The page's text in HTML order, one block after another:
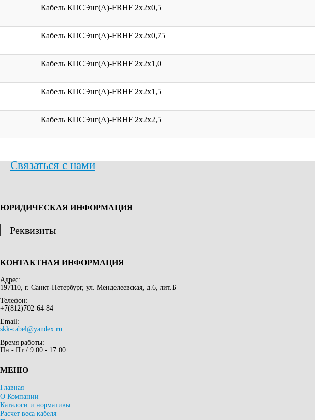
Кабель КПСЭнг(А)-FRHF 2x2x0,5
Кабель КПСЭнг(А)-FRHF 2x2x0,75
Кабель КПСЭнг(А)-FRHF 2x2x1,0
Кабель КПСЭнг(А)-FRHF 2x2x1,5
Кабель КПСЭнг(А)-FRHF 2x2x2,5
Связаться с нами
ЮРИДИЧЕСКАЯ ИНФОРМАЦИЯ
Реквизиты
КОНТАКТНАЯ ИНФОРМАЦИЯ
Адрес:
197110, г. Санкт-Петербург, ул. Менделеевская, д.6, лит.Б
Телефон:
+7(812)702-64-84
Email:
skk-cabel@yandex.ru
Время работы:
Пн - Пт / 9:00 - 17:00
МЕНЮ
Главная
О Компании
Каталоги и нормативы
Расчет веса кабеля